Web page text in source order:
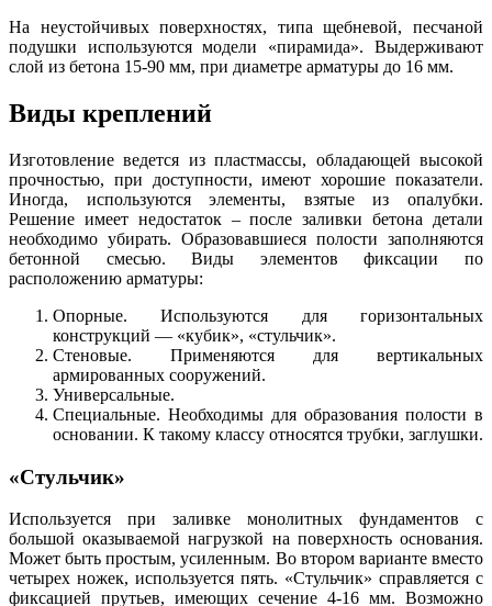
На неустойчивых поверхностях, типа щебневой, песчаной
подушки используются модели «пирамида». Выдерживают
слой из бетона 15-90 мм, при диаметре арматуры до 16 мм.
Виды креплений
Изготовление ведется из пластмассы, обладающей высокой
прочностью, при доступности, имеют хорошие показатели.
Иногда, используются элементы, взятые из опалубки.
Решение имеет недостаток – после заливки бетона детали
необходимо убирать. Образовавшиеся полости заполняются
бетонной смесью. Виды элементов фиксации по
расположению арматуры:
Опорные. Используются для горизонтальных
конструкций — «кубик», «стульчик».
Стеновые. Применяются для вертикальных
армированных сооружений.
Универсальные.
Специальные. Необходимы для образования полости в
основании. К такому классу относятся трубки, заглушки.
«Стульчик»
Используется при заливке монолитных фундаментов с
большой оказываемой нагрузкой на поверхность основания.
Может быть простым, усиленным. Во втором варианте вместо
четырех ножек, используется пять. «Стульчик» справляется с
фиксацией прутьев, имеющих сечение 4-16 мм. Возможно